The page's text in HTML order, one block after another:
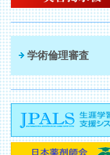
学術倫理審査